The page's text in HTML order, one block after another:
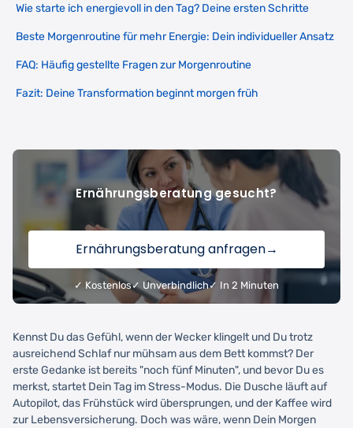
Wie starte ich energievoll in den Tag? Deine ersten Schritte
Beste Morgenroutine für mehr Energie: Dein individueller Ansatz
FAQ: Häufig gestellte Fragen zur Morgenroutine
Fazit: Deine Transformation beginnt morgen früh
Ernährungsberatung gesucht?
Ernährungsberatung anfragen→
✓ Kostenlos✓ Unverbindlich✓ In 2 Minuten
Kennst Du das Gefühl, wenn der Wecker klingelt und Du trotz
ausreichend Schlaf nur mühsam aus dem Bett kommst? Der
erste Gedanke ist bereits "noch fünf Minuten", und bevor Du es
merkst, startet Dein Tag im Stress-Modus. Die Dusche läuft auf
Autopilot, das Frühstück wird übersprungen, und der Kaffee wird
zur Lebensversicherung. Doch was wäre, wenn Dein Morgen